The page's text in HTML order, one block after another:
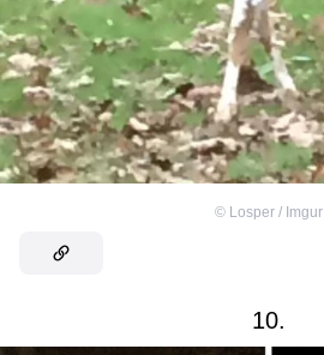
© Losper / Imgur
10.